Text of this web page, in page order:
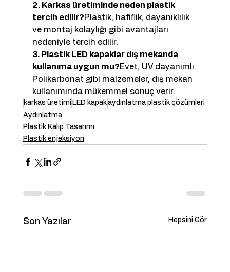
2. Karkas üretiminde neden plastik
tercih edilir?Plastik, hafiflik, dayanıklılık
ve montaj kolaylığı gibi avantajları
nedeniyle tercih edilir.
3. Plastik LED kapaklar dış mekanda
kullanıma uygun mu?Evet, UV dayanımlı
Polikarbonat gibi malzemeler, dış mekan
kullanımında mükemmel sonuç verir.
karkas üretimi LED kapakaydınlatma plastik çözümleri
Aydınlatma
Plastik Kalıp Tasarımı
Plastik enjeksiyon
Son Yazılar Hepsini Gör